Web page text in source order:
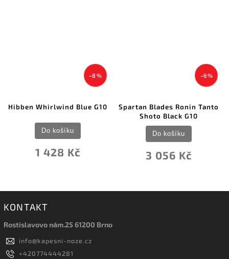
–8 %
Hibben Whirlwind Blue G10
1 428 Kč
Do košíku
–6 %
Spartan Blades Ronin Tanto
Shoto Black G10
3 056 Kč
Do košíku
KONTAKT
Rostislavovo nám.25 61200 Brno
info@kapesni-noze.cz
+420774444281